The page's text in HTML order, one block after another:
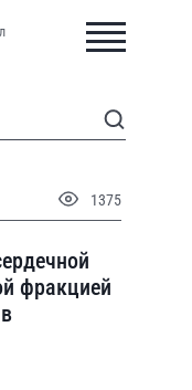
1375
фракцией